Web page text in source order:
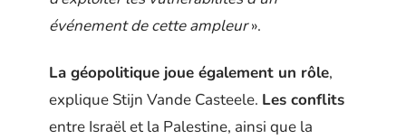
événement de cette ampleur».
La géopolitique joue également un rôle,
explique Stijn Vande Casteele. Les conflits
entre Israël et la Palestine, ainsi que la